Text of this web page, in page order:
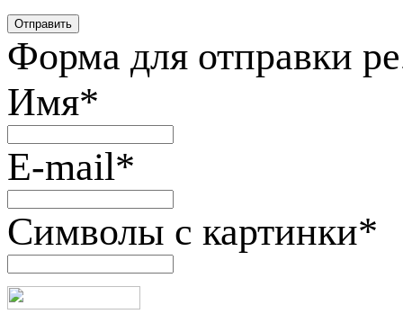
Форма для отправки
Имя*
E-mail*
Символы с картинки*